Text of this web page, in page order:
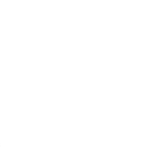
の整合性を維持できるように、
ンを作成するテンプレートでは、
れます。ICD コード、名前、説明
次の定義に記録できます。この情
康状態レコードにコピーされま